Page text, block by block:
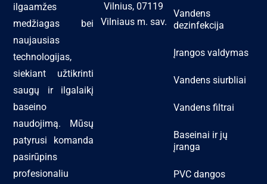
ilgaamžes
medžiagas bei
naujausias
technologijas,
siekiant užtikrinti
saugų ir ilgalaikį
baseino
naudojimą. Mūsų
patyrusi komanda
pasirūpins
profesionaliu
Vilnius, 07119
Vilniaus m. sav.
Vandens
dezinfekcija
Įrangos valdymas
Vandens siurbliai
Vandens filtrai
Baseinai ir jų
įranga
PVC dangos